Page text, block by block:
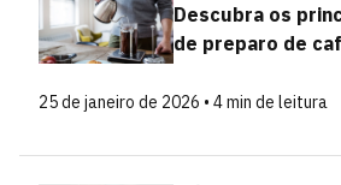
Descubra os
de preparo de
25 de janeiro de 2026 • 4 min de leitura